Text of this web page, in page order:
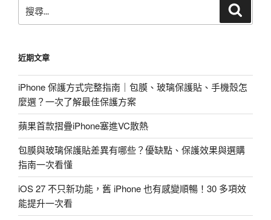
尋
字:
近期文章
iPhone 保護方式完整指南｜包膜、玻璃保護貼、手機殼怎
麼選？一次了解最佳保護方案
蘋果首款摺疊iPhone塞進VC散熱
包膜與玻璃保護貼差異有哪些？優缺點、保護效果與選購
指南一次看懂
iOS 27 不只新功能，舊 iPhone 也有感變順暢！30 多項效
能提升一次看